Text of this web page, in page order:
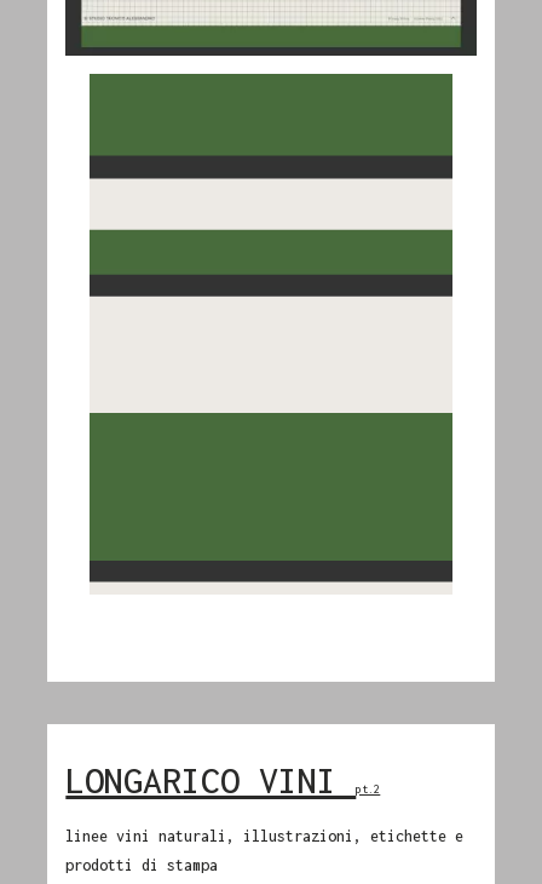
LONGARICO VINIpt.2
linee vini naturali, illustrazioni, etichette e
prodotti di stampa